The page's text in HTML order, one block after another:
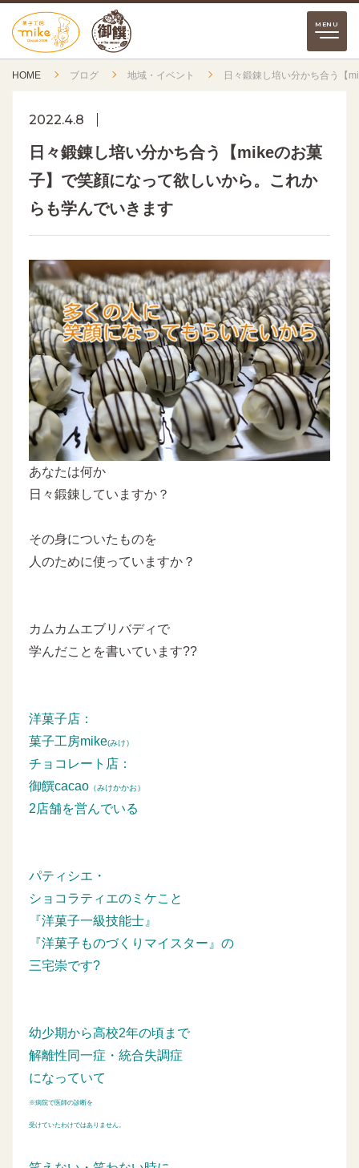
HOME ブログ 地域・イベント 日々鍛錬し培い分かち合う【
2022.4.8
日々鍛錬し培い分かち合う【mikeのお菓
子】で笑顔になって欲しいから。これか
らも学んでいきます
あなたは何か
日々鍛錬していますか？
その身についたものを
人のために使っていますか？
カムカムエブリバディで
学んだことを書いています??
洋菓子店：
菓子工房mike(みけ）
チョコレート店：
御饌cacao （みけかかお）
2店舗を営んでいる
パティシエ・
ショコラティエのミケこと
『洋菓子一級技能士』
『洋菓子ものづくりマイスター』の
三宅崇です?
幼少期から高校2年の頃まで
解離性同一症・統合失調症
になっていて
※病院で医師の診断を
受けていたわけではありません。